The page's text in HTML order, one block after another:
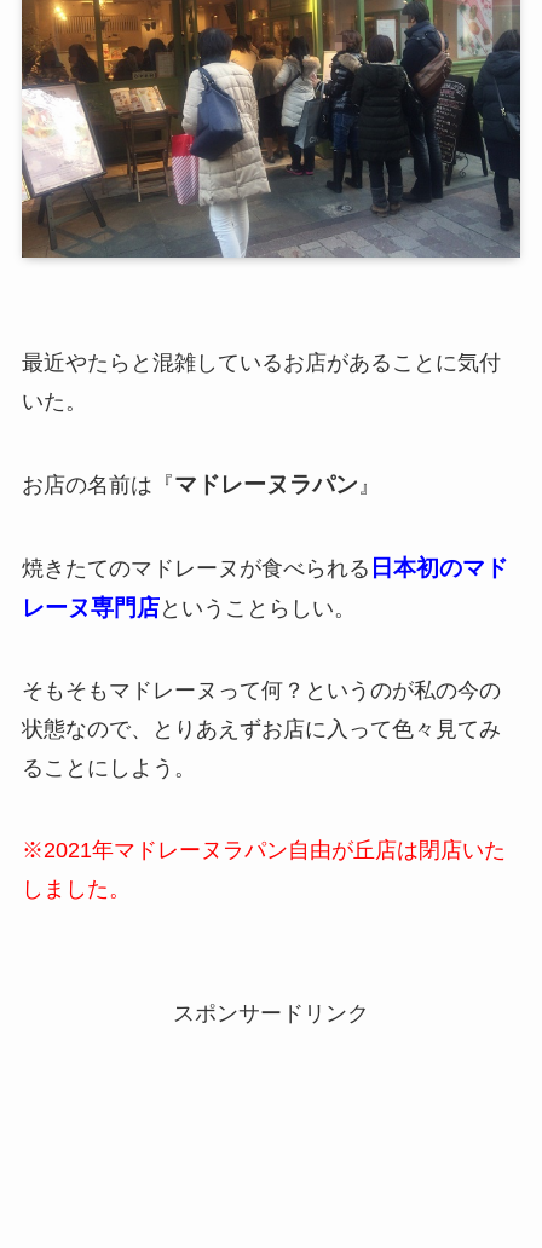
最近やたらと混雑しているお店があることに気付
いた。
お店の名前は『マドレーヌラパン』
焼きたてのマドレーヌが食べられる 日本初のマド
レーヌ専門店ということらしい。
そもそもマドレーヌって何？というのが私の今の
状態なので、とりあえずお店に入って色々見てみ
ることにしよう。
※2021年マドレーヌラパン自由が丘店は閉店いた
しました。
スポンサードリンク